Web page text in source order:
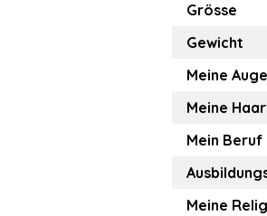
Grösse
Gewicht
Meine
Meine
Mein Beruf
Meine